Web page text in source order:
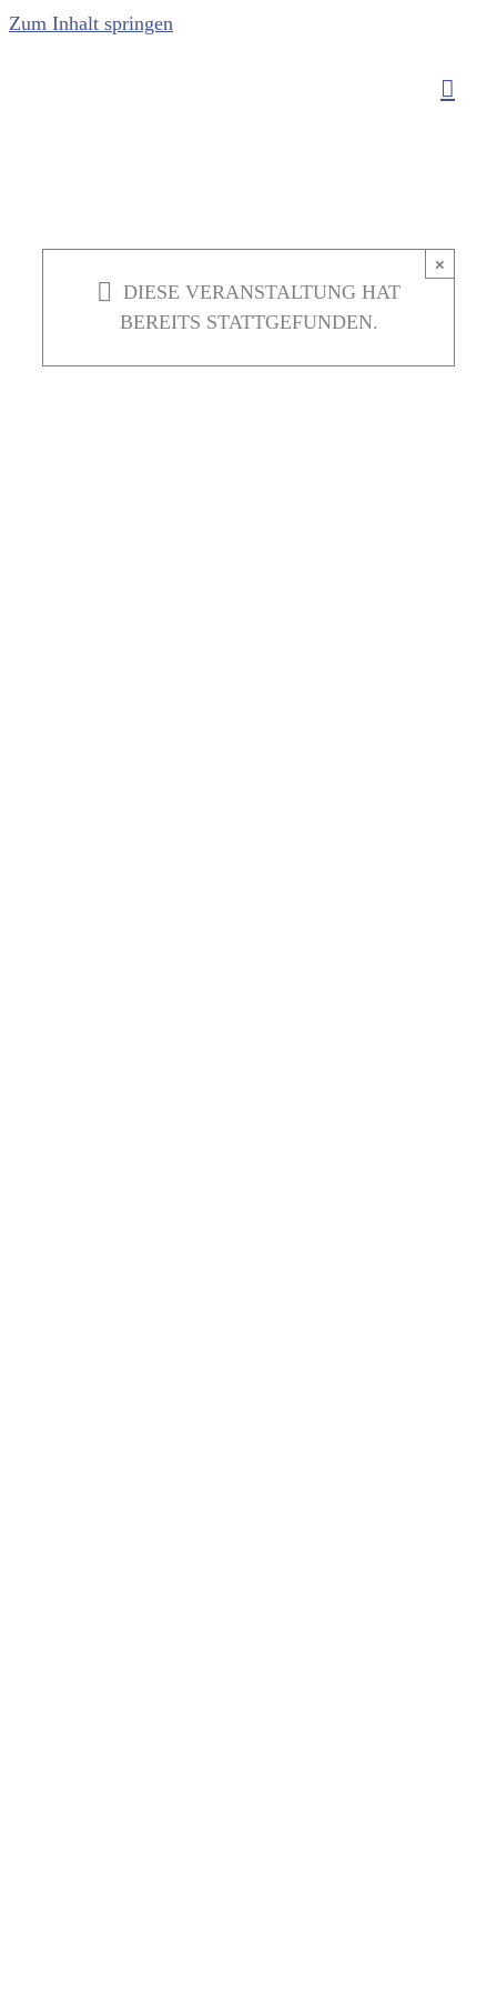
Zum Inhalt springen
DIESE VERANSTALTUNG HAT
BEREITS STATTGEFUNDEN.
×